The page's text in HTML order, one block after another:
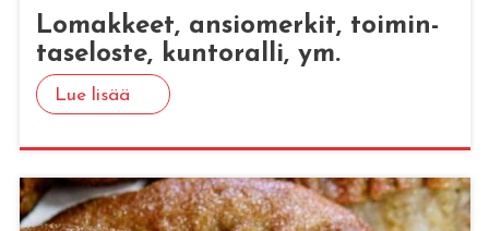
Lo­mak­keet, an­sio­mer­kit, toi­min­
ta­se­los­te, kun­to­ral­li, ym.
Lue lisää